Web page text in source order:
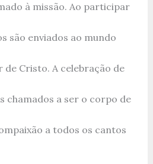
à missão. Ao participar
são enviados ao mundo
Cristo. A celebração de
chamados a ser o corpo de
a todos os cantos